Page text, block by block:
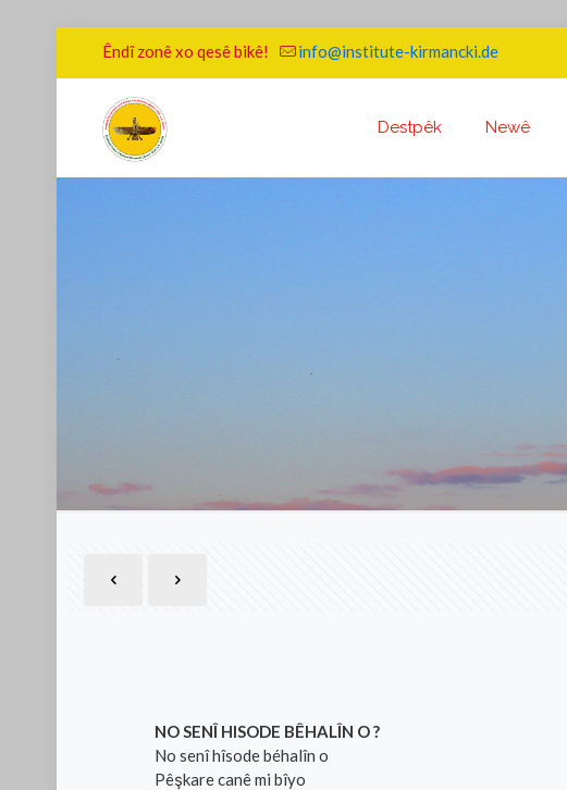
Êndî zonê xo qesê bikê! info@institute-kirmancki.de
Destpêk Newê
NO SENÎ HISODE BÊHALÎN O ?
No senî hîsode béhalîn o
Pêşkare canê mi bîyo